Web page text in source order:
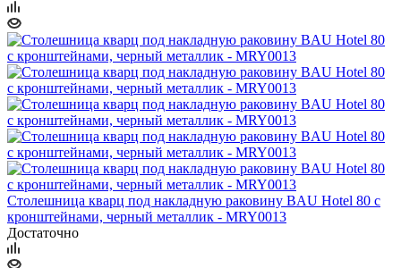
Столешница кварц под накладную раковину BAU Hotel 80 с
кронштейнами, черный металлик - MRY0013
Достаточно